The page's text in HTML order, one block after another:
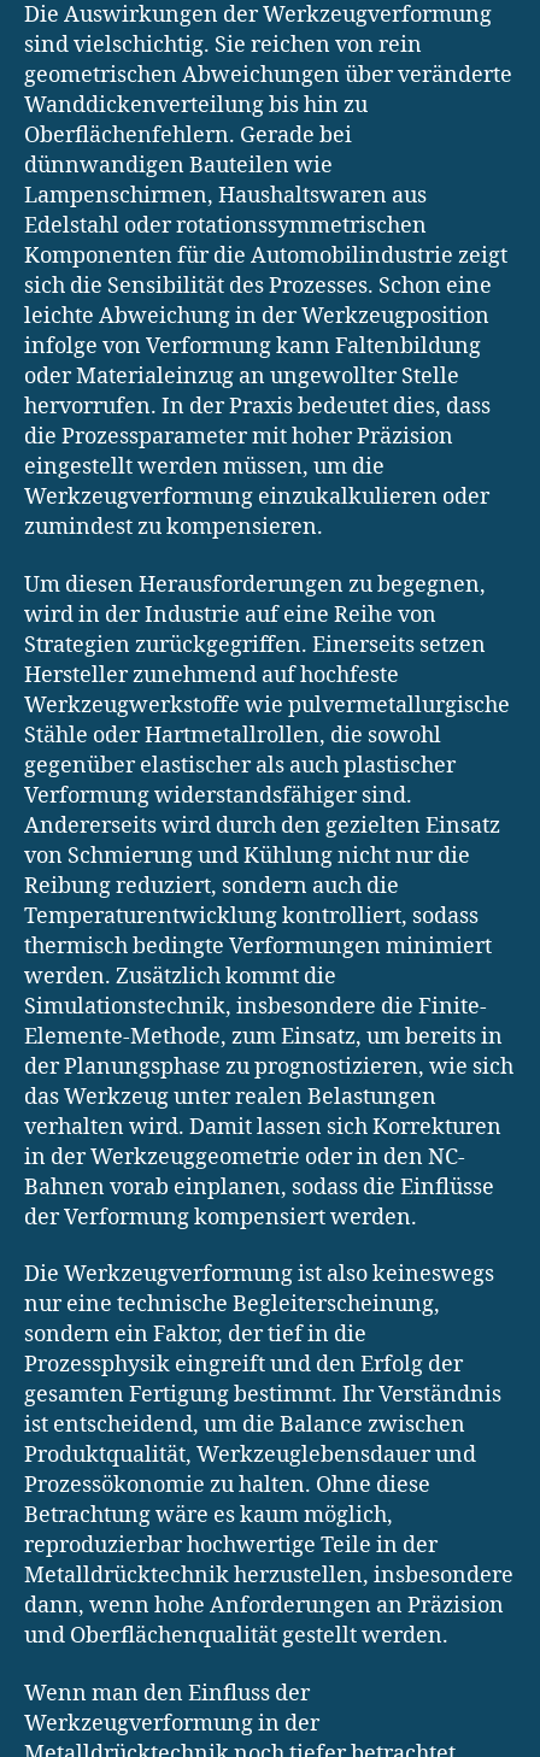
Die Auswirkungen der Werkzeugverformung
sind vielschichtig. Sie reichen von rein
geometrischen Abweichungen über veränderte
Wanddickenverteilung bis hin zu
Oberflächenfehlern. Gerade bei
dünnwandigen Bauteilen wie
Lampenschirmen, Haushaltswaren aus
Edelstahl oder rotationssymmetrischen
Komponenten für die Automobilindustrie zeigt
sich die Sensibilität des Prozesses. Schon eine
leichte Abweichung in der Werkzeugposition
infolge von Verformung kann Faltenbildung
oder Materialeinzug an ungewollter Stelle
hervorrufen. In der Praxis bedeutet dies, dass
die Prozessparameter mit hoher Präzision
eingestellt werden müssen, um die
Werkzeugverformung einzukalkulieren oder
zumindest zu kompensieren.
Um diesen Herausforderungen zu begegnen,
wird in der Industrie auf eine Reihe von
Strategien zurückgegriffen. Einerseits setzen
Hersteller zunehmend auf hochfeste
Werkzeugwerkstoffe wie pulvermetallurgische
Stähle oder Hartmetallrollen, die sowohl
gegenüber elastischer als auch plastischer
Verformung widerstandsfähiger sind.
Andererseits wird durch den gezielten Einsatz
von Schmierung und Kühlung nicht nur die
Reibung reduziert, sondern auch die
Temperaturentwicklung kontrolliert, sodass
thermisch bedingte Verformungen minimiert
werden. Zusätzlich kommt die
Simulationstechnik, insbesondere die Finite-
Elemente-Methode, zum Einsatz, um bereits in
der Planungsphase zu prognostizieren, wie sich
das Werkzeug unter realen Belastungen
verhalten wird. Damit lassen sich Korrekturen
in der Werkzeuggeometrie oder in den NC-
Bahnen vorab einplanen, sodass die Einflüsse
der Verformung kompensiert werden.
Die Werkzeugverformung ist also keineswegs
nur eine technische Begleiterscheinung,
sondern ein Faktor, der tief in die
Prozessphysik eingreift und den Erfolg der
gesamten Fertigung bestimmt. Ihr Verständnis
ist entscheidend, um die Balance zwischen
Produktqualität, Werkzeuglebensdauer und
Prozessökonomie zu halten. Ohne diese
Betrachtung wäre es kaum möglich,
reproduzierbar hochwertige Teile in der
Metalldrücktechnik herzustellen, insbesondere
dann, wenn hohe Anforderungen an Präzision
und Oberflächenqualität gestellt werden.
Wenn man den Einfluss der
Werkzeugverformung in der